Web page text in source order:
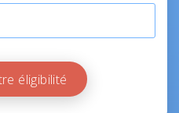
Vérifier votre éligibilité